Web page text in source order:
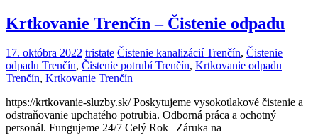
Krtkovanie Trenčín – Čistenie odpadu
17. októbra 2022 tristate Čistenie kanalizácií Trenčín, Čistenie
odpadu Trenčín, Čistenie potrubí Trenčín, Krtkovanie odpadu
Trenčín, Krtkovanie Trenčín
https://krtkovanie-sluzby.sk/ Poskytujeme vysokotlakové čistenie a
odstraňovanie upchatého potrubia. Odborná práca a ochotný
personál. Fungujeme 24/7 Celý Rok | Záruka na